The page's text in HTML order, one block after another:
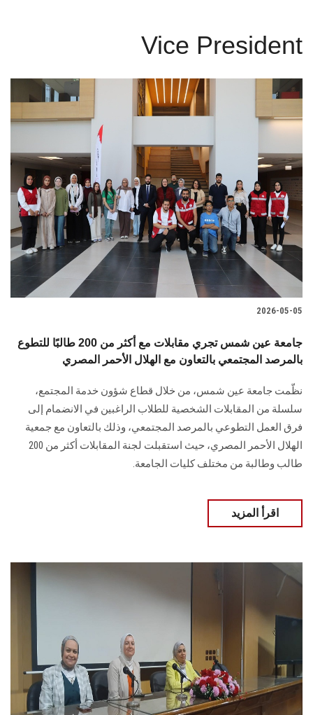
الأنظمة الذكية
الإعلام
تواصل معنا
الطلاب
هيئة التدريس
الدراسات العليا
الزائـرون
سجل الان
Vice President
2026-05-05
جامعة عين شمس تجري مقابلات مع أكثر من 200 طالبًا للتطوع
بالمرصد المجتمعي بالتعاون مع الهلال الأحمر المصري
نظّمت جامعة عين شمس، من خلال قطاع شؤون خدمة المجتمع،
سلسلة من المقابلات الشخصية للطلاب الراغبين في الانضمام إلى
فرق العمل التطوعي بالمرصد المجتمعي، وذلك بالتعاون مع جمعية
الهلال الأحمر المصري، حيث استقبلت لجنة المقابلات أكثر من 200
طالب وطالبة من مختلف كليات الجامعة.
اقرأ المزيد